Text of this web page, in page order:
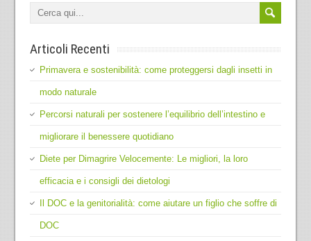
Articoli Recenti
Primavera e sostenibilità: come proteggersi dagli insetti in
modo naturale
Percorsi naturali per sostenere l’equilibrio dell’intestino e
migliorare il benessere quotidiano
Diete per Dimagrire Velocemente: Le migliori, la loro
efficacia e i consigli dei dietologi
Il DOC e la genitorialità: come aiutare un figlio che soffre di
DOC